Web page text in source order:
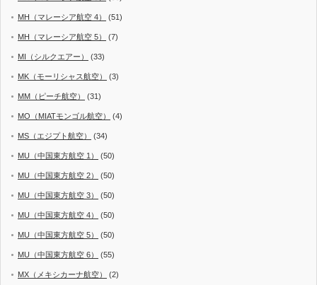
MH（マレーシア航空 4） (51)
MH（マレーシア航空 5） (7)
MI（シルクエアー） (33)
MK（モーリシャス航空） (3)
MM（ピーチ航空） (31)
MO（MIATモンゴル航空） (4)
MS（エジプト航空） (34)
MU（中国東方航空 1） (50)
MU（中国東方航空 2） (50)
MU（中国東方航空 3） (50)
MU（中国東方航空 4） (50)
MU（中国東方航空 5） (50)
MU（中国東方航空 6） (55)
MX（メキシカーナ航空） (2)